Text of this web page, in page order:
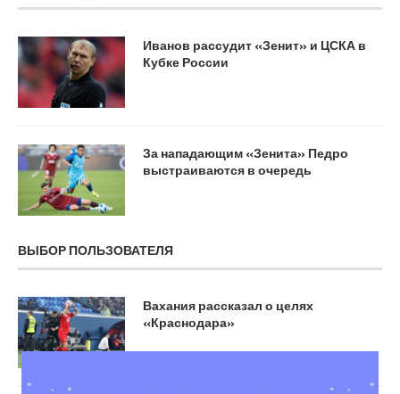
Иванов рассудит «Зенит» и ЦСКА в
Кубке России
За нападающим «Зенита» Педро
выстраиваются в очередь
ВЫБОР ПОЛЬЗОВАТЕЛЯ
Вахания рассказал о целях
«Краснодара»